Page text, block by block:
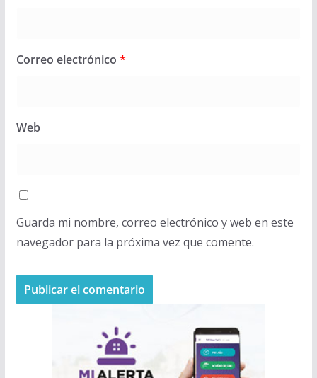
Correo electrónico *
Web
Guarda mi nombre, correo electrónico y web en este
navegador para la próxima vez que comente.